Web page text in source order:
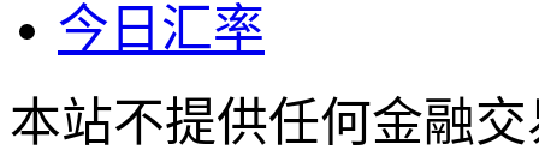
今日汇率
本站不提供任何金融